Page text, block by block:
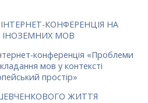
КОНФЕРЕНЦІЯ НА
ІНОЗЕМНИХ МОВ
конференція «Проблеми
мов у контексті
простір»
ЖИТТЯ